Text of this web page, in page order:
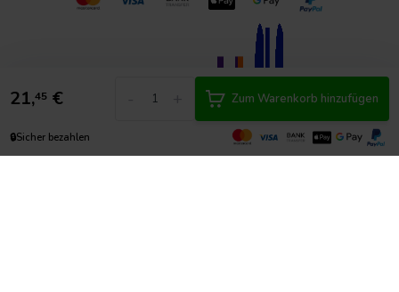
21,45 € Zum Warenkorb hinzufügen
🔒Sicher bezahlen